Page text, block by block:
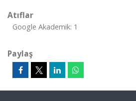
Atıflar
Google Akademik: 1
Paylaş